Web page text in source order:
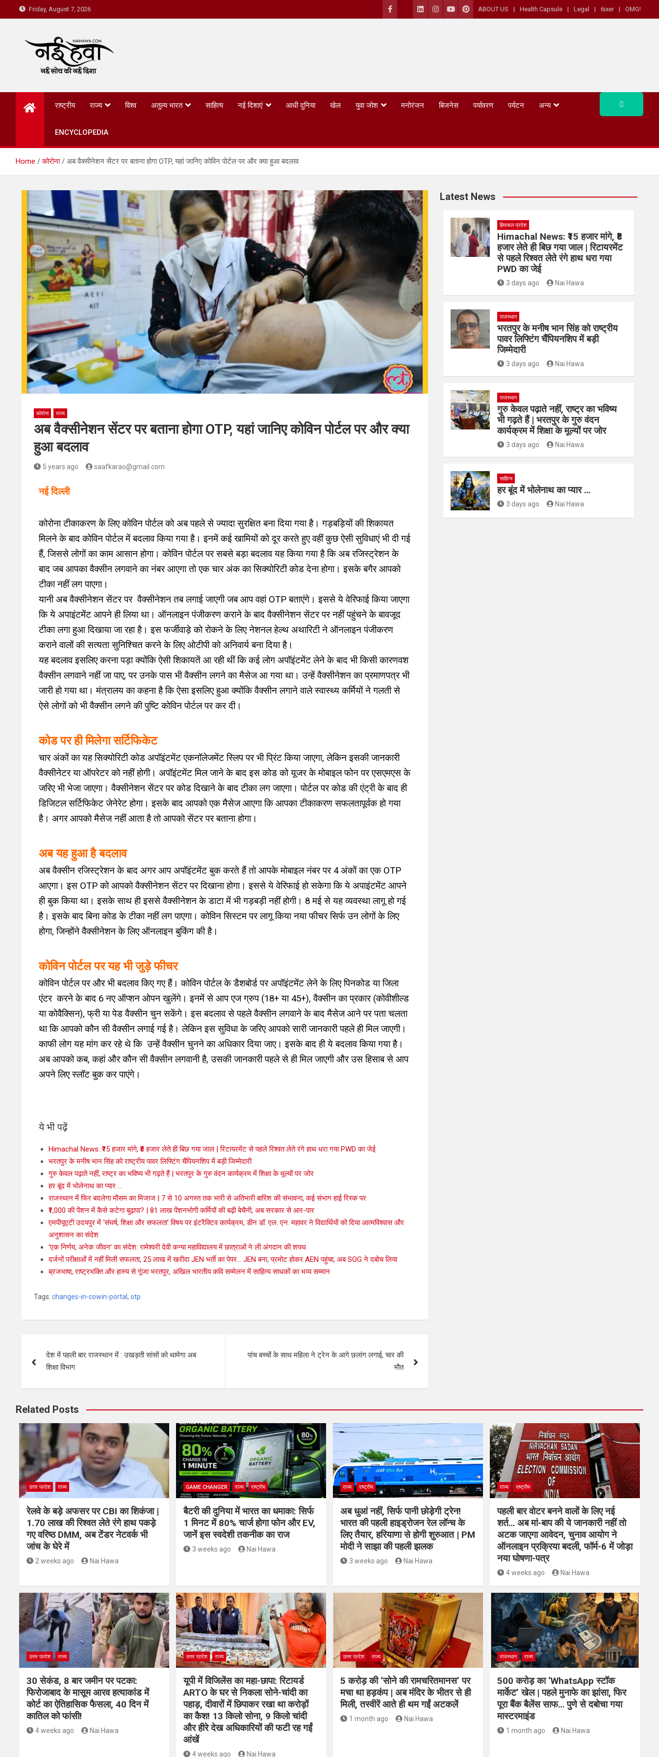
Friday, August 7, 2026 ABOUT US Health Capsule Legal 6ixer OMG!
Nai Hawa
राष्ट्रीय राज्य विश्व अतुल्य भारत साहित्य नई दिशाएं आधी दुनिया खेल युवा जोश मनोरंजन बिजनेस पर्यावरण पर्यटन अन्य
ENCYCLOPEDIA
Home कोरोना अब वैक्सीनेशन सेंटर पर बताना होगा OTP, यहां जानिए कोविन पोर्टल पर और क्या हुआ बदलाव
कोरोना राज्य
अब वैक्सीनेशन सेंटर पर बताना होगा OTP, यहां जानिए कोविन पोर्टल पर और क्या
हुआ बदलाव
5 years ago saafkarao@gmail.com
नई दिल्ली
कोरोना टीकाकरण के लिए कोविन पोर्टल को अब पहले से ज्यादा सुरक्षित बना दिया गया है। गड़बड़ियों की शिकायत
मिलने के बाद कोविन पोर्टल में बदलाव किया गया है। इनमें कई खामियों को दूर करते हुए वहीं कुछ ऐसी सुविधाएं भी दी गई
हैं, जिससे लोगों का काम आसान होगा। कोविन पोर्टल पर सबसे बड़ा बदलाव यह किया गया है कि अब रजिस्ट्रेशन के
बाद जब आपका वैक्सीन लगवाने का नंबर आएगा तो एक चार अंक का सिक्योरिटी कोड देना होगा। इसके बगैर आपको
टीका नहीं लग पाएगा।
यानी अब वैक्सीनेशन सेंटर पर वैक्सीनेशन तब लगाई जाएगी जब आप वहां OTP बताएंगे। इससे ये वेरिफाई किया जाएगा
कि ये अपाइंटमेंट आपने ही लिया था। ऑनलाइन पंजीकरण कराने के बाद वैक्सीनेशन सेंटर पर नहीं पहुंचने के बावजूद
टीका लगा हुआ दिखाया जा रहा है। इस फर्जीवाड़े को रोकने के लिए नेशनल हेल्थ अथारिटी ने ऑनलाइन पंजीकरण
कराने वालों की सत्यता सुनिश्चित करने के लिए ओटीपी को अनिवार्य बना दिया है।
यह बदलाव इसलिए करना पड़ा क्योंकि ऐसी शिकायतें आ रही थीं कि कई लोग अपॉइंटमेंट लेने के बाद भी किसी कारणवश
वैक्सीन लगवाने नहीं जा पाए, पर उनके पास भी वैक्सीन लगने का मैसेज आ गया था। उन्हें वैक्सीनेशन का प्रमाणपत्र भी
जारी हो गया था। मंत्रालय का कहना है कि ऐसा इसलिए हुआ क्योंकि वैक्सीन लगाने वाले स्वास्थ्य कर्मियों ने गलती से
ऐसे लोगों को भी वैक्सीन लगने की पुष्टि कोविन पोर्टल पर कर दी।
कोड पर ही मिलेगा सर्टिफिकेट
चार अंकों का यह सिक्योरिटी कोड अपॉइंटमेंट एकनॉलेजमेंट स्लिप पर भी प्रिंट किया जाएगा, लेकिन इसकी जानकारी
वैक्सीनेटर या ऑपरेटर को नहीं होगी। अपॉइंटमेंट मिल जाने के बाद इस कोड को यूजर के मोबाइल फोन पर एसएमएस के
जरिए भी भेजा जाएगा। वैक्सीनेशन सेंटर पर कोड दिखाने के बाद टीका लग जाएगा। पोर्टल पर कोड की एंट्री के बाद ही
डिजिटल सर्टिफिकेट जेनेरेट होगा। इसके बाद आपको एक मैसेज आएगा कि आपका टीकाकरण सफलतापूर्वक हो गया
है। अगर आपको मैसेज नहीं आता है तो आपको सेंटर पर बताना होगा।
अब यह हुआ है बदलाव
अब वैक्सीन रजिस्ट्रेशन के बाद अगर आप अपॉइंटमेंट बुक करते हैं तो आपके मोबाइल नंबर पर 4 अंकों का एक OTP
आएगा। इस OTP को आपको वैक्सीनेशन सेंटर पर दिखाना होगा। इससे ये वेरिफाई हो सकेगा कि ये अपाइंटमेंट आपने
ही बुक किया था। इसके साथ ही इससे वैक्सीनेशन के डाटा में भी गड़बड़ी नहीं होगी। 8 मई से यह व्यवस्था लागू हो गई
है। इसके बाद बिना कोड के टीका नहीं लग पाएगा। कोविन सिस्टम पर लागू किया नया फीचर सिर्फ उन लोगों के लिए
होगा, जिन्होंने वैक्सीनेशन के लिए ऑनलाइन बुकिंग की है।
कोविन पोर्टल पर यह भी जुड़े फीचर
कोविन पोर्टल पर और भी बदलाव किए गए हैं। कोविन पोर्टल के डैशबोर्ड पर अपॉइंटमेंट लेने के लिए पिनकोड या जिला
एंटर करने के बाद 6 नए ऑप्शन ओपन खुलेंगे। इनमें से आप एज ग्रुप (18+ या 45+), वैक्सीन का प्रकार (कोवीशील्ड
या कोवैक्सिन), फ्री या पेड वैक्सीन चुन सकेंगे। इस बदलाव से पहले वैक्सीन लगवाने के बाद मैसेज आने पर पता चलता
था कि आपको कौन सी वैक्सीन लगाई गई है। लेकिन इस सुविधा के जरिए आपको सारी जानकारी पहले ही मिल जाएगी।
काफी लोग यह मांग कर रहे थे कि उन्हें वैक्सीन चुनने का अधिकार दिया जाए। इसके बाद ही ये बदलाव किया गया है।
अब आपको कब, कहां और कौन सी वैक्सीन लगवानी है, उसकी जानकारी पहले से ही मिल जाएगी और उस हिसाब से आप
अपने लिए स्लॉट बुक कर पाएंगे।
ये भी पढ़ें
Himachal News: ₹15 हजार मांगे, ₹8 हजार लेते ही बिछ गया जाल | रिटायरमेंट से पहले रिश्वत लेते रंगे हाथ धरा गया PWD का जेई
भरतपुर के मनीष भान सिंह को राष्ट्रीय पावर लिफ्टिंग चैंपियनशिप में बड़ी जिम्मेदारी
गुरु केवल पढ़ाते नहीं, राष्ट्र का भविष्य भी गढ़ते हैं | भरतपुर के गुरु वंदन कार्यक्रम में शिक्षा के मूल्यों पर जोर
हर बूंद में भोलेनाथ का प्यार …
राजस्थान में फिर बदलेगा मौसम का मिजाज | 7 से 10 अगस्त तक भारी से अतिभारी बारिश की संभावना, कई संभाग हाई रिस्क पर
₹1,000 की पेंशन में कैसे कटेगा बुढ़ापा? | 81 लाख पेंशनभोगी कर्मियों की बढ़ी बेचैनी, अब सरकार से आर-पार
एमपीयूएटी उदयपुर में ‘संघर्ष, शिक्षा और सफलता’ विषय पर इंटरैक्टिव कार्यक्रम, डीन डॉ. एल. एन. महावर ने विद्यार्थियों को दिया आत्मविश्वास और
अनुशासन का संदेश
‘एक निर्णय, अनेक जीवन’ का संदेश: रामेश्वरी देवी कन्या महाविद्यालय में छात्राओं ने ली अंगदान की शपथ
दर्जनों परीक्षाओं में नहीं मिली सफलता, 25 लाख में खरीदा JEN भर्ती का पेपर… JEN बना, प्रमोट होकर AEN पहुंचा, अब SOG ने दबोच लिया
ब्रजभाषा, राष्ट्रभक्ति और हास्य से गूंजा भरतपुर, अखिल भारतीय कवि सम्मेलन में साहित्य साधकों का भव्य सम्मान
Tags: changes-in-cowin-portal , otp
देश में पहली बार राजस्थान में : उखड़ती सांसों को थामेगा अब
शिक्षा विभाग
पांच बच्चों के साथ महिला ने ट्रेन के आगे छलांग लगाई, चार की
मौत
Latest News
हिमाचल प्रदेश
Himachal News: ₹15 हजार मांगे, ₹8
हजार लेते ही बिछ गया जाल | रिटायरमेंट
से पहले रिश्वत लेते रंगे हाथ धरा गया
PWD का जेई
3 days ago Nai Hawa
राजस्थान
भरतपुर के मनीष भान सिंह को राष्ट्रीय
पावर लिफ्टिंग चैंपियनशिप में बड़ी
जिम्मेदारी
3 days ago Nai Hawa
राजस्थान
गुरु केवल पढ़ाते नहीं, राष्ट्र का भविष्य
भी गढ़ते हैं | भरतपुर के गुरु वंदन
कार्यक्रम में शिक्षा के मूल्यों पर जोर
3 days ago Nai Hawa
साहित्य
हर बूंद में भोलेनाथ का प्यार …
3 days ago Nai Hawa
Related Posts
उत्तर प्रदेश राज्य
रेलवे के बड़े अफसर पर CBI का शिकंजा |
1.70 लाख की रिश्वत लेते रंगे हाथ पकड़े
गए वरिष्ठ DMM, अब टेंडर नेटवर्क भी
जांच के घेरे में
2 weeks ago Nai Hawa
GAME CHANGER राज्य राष्ट्रीय
बैटरी की दुनिया में भारत का धमाका: सिर्फ
1 मिनट में 80% चार्ज होगा फोन और EV,
जानें इस स्वदेशी तकनीक का राज
3 weeks ago Nai Hawa
राज्य राष्ट्रीय
अब धुआं नहीं, सिर्फ पानी छोड़ेगी ट्रेन!
भारत की पहली हाइड्रोजन रेल लॉन्च के
लिए तैयार, हरियाणा से होगी शुरुआत | PM
मोदी ने साझा की पहली झलक
3 weeks ago Nai Hawa
राज्य राष्ट्रीय
पहली बार वोटर बनने वालों के लिए नई
शर्त… अब मां-बाप की ये जानकारी नहीं तो
अटक जाएगा आवेदन, चुनाव आयोग ने
ऑनलाइन प्रक्रिया बदली, फॉर्म-6 में जोड़ा
नया घोषणा-पत्र
4 weeks ago Nai Hawa
उत्तर प्रदेश राज्य
30 सेकंड, 8 बार जमीन पर पटका:
फिरोजाबाद के मासूम आरव हत्याकांड में
कोर्ट का ऐतिहासिक फैसला, 40 दिन में
कातिल को फांसी!
4 weeks ago Nai Hawa
उत्तर प्रदेश राज्य
यूपी में विजिलेंस का महा-छापा: रिटायर्ड
ARTO के घर से निकला सोने-चांदी का
पहाड़, दीवारों में छिपाकर रखा था करोड़ों
का कैश! 13 किलो सोना, 9 किलो चांदी
और हीरे देख अधिकारियों की फटी रह गईं
आंखें
4 weeks ago Nai Hawa
उत्तर प्रदेश राज्य
5 करोड़ की ‘सोने की रामचरितमानस’ पर
मचा था हड़कंप | अब मंदिर के भीतर से ही
मिली, तस्वीरें आते ही थम गईं अटकलें
1 month ago Nai Hawa
राजस्थान राज्य
500 करोड़ का ‘WhatsApp स्टॉक
मार्केट’ खेल | पहले मुनाफे का झांसा, फिर
पूरा बैंक बैलेंस साफ… पुणे से दबोचा गया
मास्टरमाइंड
1 month ago Nai Hawa